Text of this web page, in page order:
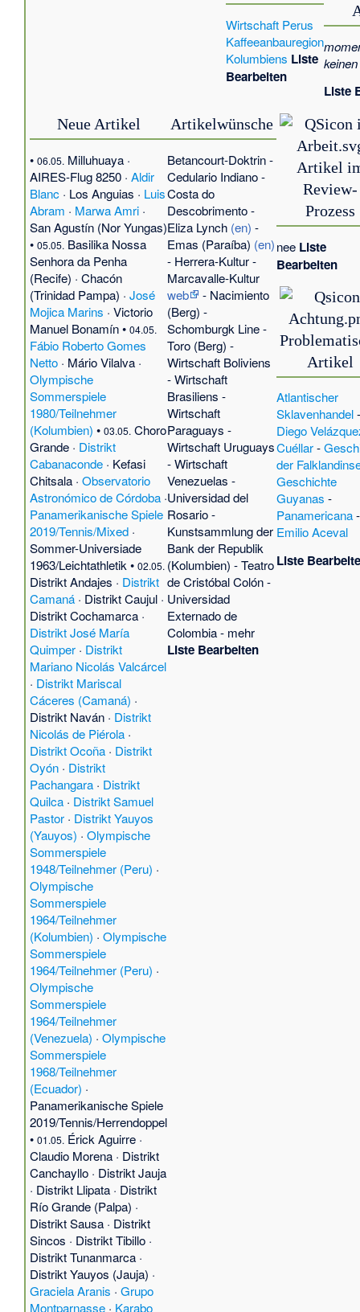
Wirtschaft Perus
Kaffeeanbauregion
Kolumbiens Liste
Bearbeiten
Liste
Neue Artikel
•06.05. Milluhuaya ·
AIRES-Flug 8250 ·Aldir
Blanc · Los Anguias · Luis
Abram · Marwa Amri ·
San Agustín (Nor Yungas)
•05.05. Basilika Nossa
Senhora da Penha
(Recife) ·Chacón
(Trinidad Pampa) ·José
Mojica Marins ·Victorio
Manuel Bonamín•04.05.
Fábio Roberto Gomes
Netto · Mário Vilalva ·
Olympische
Sommerspiele
1980/Teilnehmer
(Kolumbien) •03.05. Choro
Grande · Distrikt
Cabanaconde · Kefasi
Chitsala ·Observatorio
Astronómico de Córdoba ·
Panamerikanische Spiele
2019/Tennis/Mixed ·
Sommer-Universiade
1963/Leichtathletik •02.05.
Distrikt Andajes · Distrikt
Camaná · Distrikt Caujul ·
Distrikt Cochamarca ·
Distrikt José María
Quimper · Distrikt
Mariano Nicolás Valcárcel
· Distrikt Mariscal
Cáceres (Camaná) ·
Distrikt Naván · Distrikt
Nicolás de Piérola ·
Distrikt Ocoña · Distrikt
Oyón · Distrikt
Pachangara · Distrikt
Quilca · Distrikt Samuel
Pastor · Distrikt Yauyos
(Yauyos) ·Olympische
Sommerspiele
1948/Teilnehmer (Peru) ·
Olympische
Sommerspiele
1964/Teilnehmer
(Kolumbien) ·Olympische
Sommerspiele
1964/Teilnehmer (Peru) ·
Olympische
Sommerspiele
1964/Teilnehmer
(Venezuela) ·Olympische
Sommerspiele
1968/Teilnehmer
(Ecuador) ·
Panamerikanische Spiele
2019/Tennis/Herrendoppel
•01.05. Érick Aguirre ·
Claudio Morena · Distrikt
Canchayllo · Distrikt Jauja
· Distrikt Llipata · Distrikt
Río Grande (Palpa) ·
Distrikt Sausa · Distrikt
Sincos · Distrikt Tibillo ·
Distrikt Tunanmarca ·
Distrikt Yauyos (Jauja) ·
Graciela Aranis ·Grupo
Montparnasse · Karabo
Artikelwünsche
Betancourt-Doktrin-
Cedulario Indiano-
Costa do
Descobrimento-
Eliza Lynch (en) -
Emas (Paraíba) (en)
- Herrera-Kultur-
Marcavalle-Kultur
web
- Nacimiento
(Berg) -
Schomburgk Line-
Toro (Berg) -
Wirtschaft Boliviens
-Wirtschaft
Brasiliens -
Wirtschaft
Paraguays -
Wirtschaft Uruguays
-Wirtschaft
Venezuelas -
Universidad del
Rosario-
Kunstsammlung der
Bank der Republik
(Kolumbien) -Teatro
de Cristóbal Colón-
Universidad
Externado de
Colombia- mehr
Liste Bearbeiten
Artikel
Review-
Prozess
nee Liste
Bearbeiten
Artikel
Atlantischer
Sklavenhandel
Diego
Cuéllar-
der
Geschichte
Guyanas -
Panamericana-
Emilio Aceval
Liste